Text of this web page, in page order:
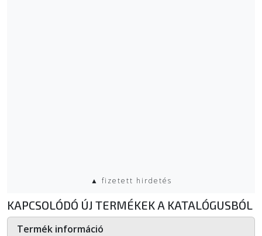
▲ fizetett hirdetés
KAPCSOLÓDÓ ÚJ TERMÉKEK A KATALÓGUSBÓL
Termék információ